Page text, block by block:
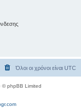
Όλοι οι χρόνοι είναι UTC
© phpBB Limited